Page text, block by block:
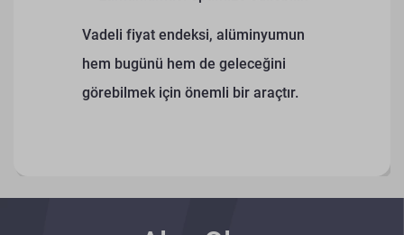
Vadeli fiyat endeksi, alüminyumun
hem bugünü hem de geleceğini
görebilmek için önemli bir araçtır.